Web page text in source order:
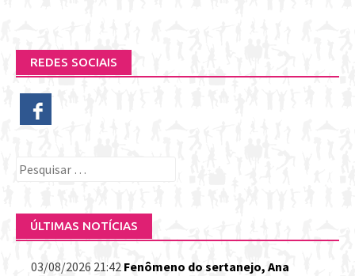
REDES SOCIAIS
Pesquisar
ÚLTIMAS NOTÍCIAS
03/08/2026 21:42 Fenômeno do sertanejo, Ana